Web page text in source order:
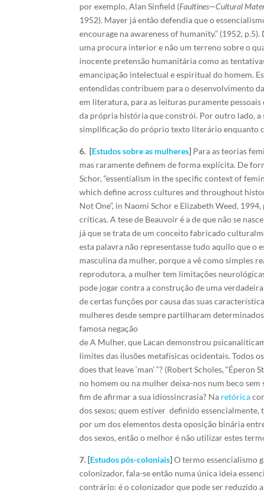
por exemplo, Alan Sinfield (Faultines—Cultural
1952). Mayer já então defendia que o
encourage naawareness of humanity.” (1952,
uma procura interior e não um terreno sobre o
inocente pretensão humanitária como as
emancipação intelectual e espiritual do homem.
entendidas contribuem para o desenvolvimento
em literatura, para as leituras puramente
da própria história que constrói. Por outro lado, a
simplificação do próprio texto literário enquanto
6. [Estudos sobre as mulheres] Para as teorias
mas raramente definem de forma explícita. De
Schor, “essentialism in the specific context of
which define across cultures and throughout
Not One”, in Naomi Schor e Elizabeth Weed,
críticas. A tese de Beauvoir é a de que não se
já que se trata de um conceito fabricado
esta palavra não representasse tudo aquilo que
masculina da mulher, porque a vê como simples
reprodutora, a mulher tem limitações
pode jogar contra a construção de uma verdadeira
de certas funções por causa das suas
mulheres desde sempre partilharam
famosa negação
de A Mulher, que Lacan demonstrou
limites das ilusões metafísicas ocidentais. Todos
does that leave ‘man’ “? (Robert Scholes,
no homem ou na mulher deixa-nos num beco
fim de afirmar a sua idiossincrasia? Na retórica
dos sexos; quem estiver definido
por um dos elementos desta oposição binária
dos sexos, então o melhor é não utilizar estes
7. [Estudos pós-coloniais]O termo essencialismo
colonizador, fala-se então numa única ideia
contrário: é o colonizador que pode ser reduzido